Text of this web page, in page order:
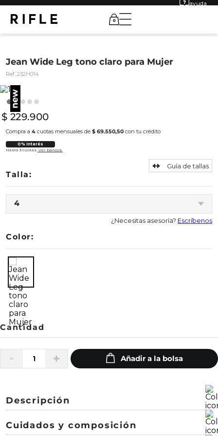
ayuda
0
Jean Wide Leg tono claro para Mujer
Ref: 232H014
$ 229.900
Compra a 4 cuotas mensuales de $ 69.550,50 con tu crédito
0% Interés
Hasta 3 cuotas. Ver bancos.
4
Guía de tallas
¿Necesitas asesoría? Escríbenos
Color:
Descripción
Este jean Wide Leg es la elección perfecta para la
Cuidados y composición